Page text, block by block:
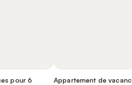
pour 6
Appartement de